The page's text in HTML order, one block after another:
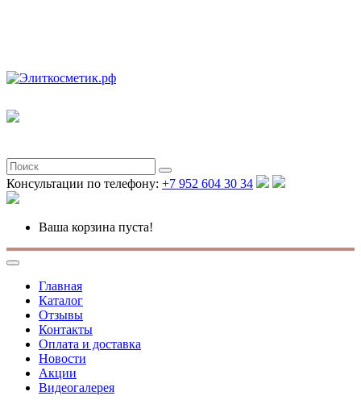
Консультации по телефону: +7 952 604 30 34
Ваша корзина пуста!
Главная
Каталог
Отзывы
Контакты
Оплата и доставка
Новости
Акции
Видеогалерея